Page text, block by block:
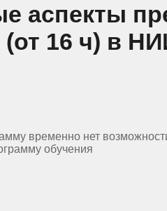
аспекты
16 ч) в
временно нет
обучения